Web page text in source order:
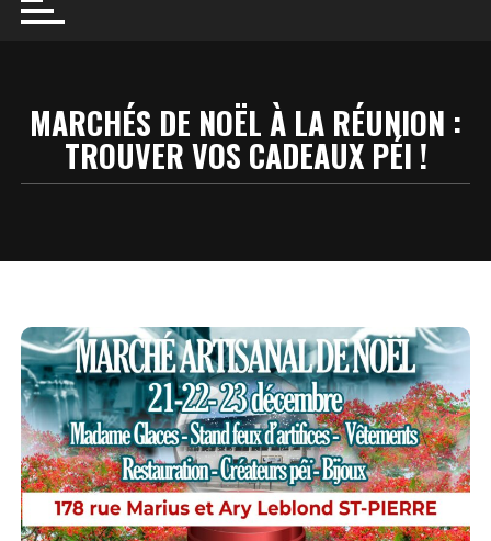
MARCHÉS DE NOËL À LA RÉUNION :
TROUVER VOS CADEAUX PÉI !